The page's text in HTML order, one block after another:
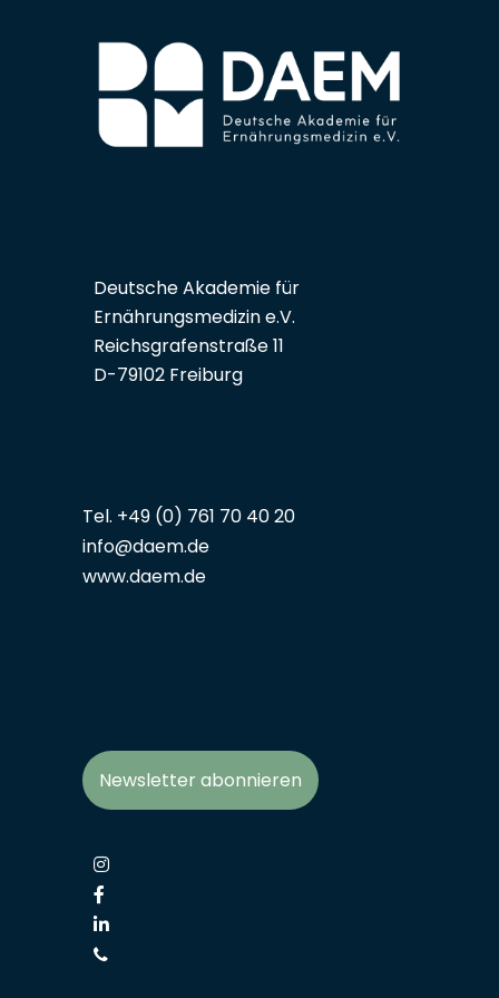
Deutsche Akademie für
Ernährungsmedizin e.V.
Reichsgrafenstraße 11
D-79102 Freiburg
Tel. +49 (0) 761 70 40 20
info@daem.de
www.daem.de
Newsletter abonnieren